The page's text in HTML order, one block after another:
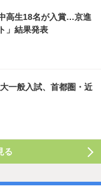
高生18名が入賞…京進
」結果発表
一般入試、首都圏・近
る